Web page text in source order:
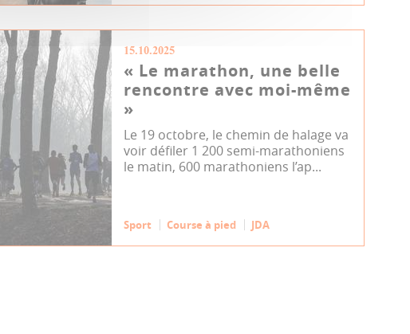
15.10.2025
« Le marathon, une belle
rencontre avec moi-même
»
Le 19 octobre, le chemin de halage va
voir défiler 1 200 semi-marathoniens
le matin, 600 marathoniens l’ap...
Sport Course à pied JDA